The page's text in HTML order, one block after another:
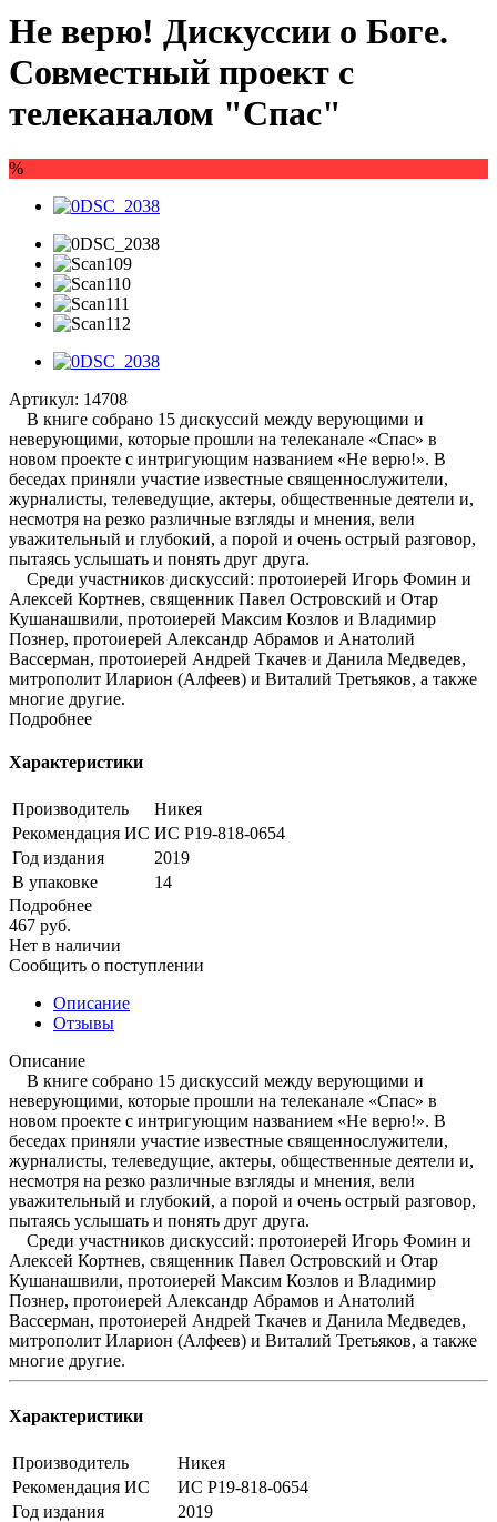
Не верю! Дискуссии о Боге.
Совместный проект с
телеканалом "Спас"
%
Артикул: 14708
В книге собрано 15 дискуссий между верующими и
неверующими, которые прошли на телеканале «Спас» в
новом проекте с интригующим названием «Не верю!». В
беседах приняли участие известные священнослужители,
журналисты, телеведущие, актеры, общественные деятели и,
несмотря на резко различные взгляды и мнения, вели
уважительный и глубокий, а порой и очень острый разговор,
пытаясь услышать и понять друг друга.
Среди участников дискуссий: протоиерей Игорь Фомин и
Алексей Кортнев, священник Павел Островский и Отар
Кушанашвили, протоиерей Максим Козлов и Владимир
Познер, протоиерей Александр Абрамов и Анатолий
Вассерман, протоиерей Андрей Ткачев и Данила Медведев,
митрополит Иларион (Алфеев) и Виталий Третьяков, а также
многие другие.
Подробнее
Характеристики
Производитель
Никея
Рекомендация ИС ИС Р19-818-0654
Год издания
2019
В упаковке
14
Подробнее
467 руб.
Нет в наличии
Сообщить о поступлении
Описание
Отзывы
Описание
В книге собрано 15 дискуссий между верующими и
неверующими, которые прошли на телеканале «Спас» в
новом проекте с интригующим названием «Не верю!». В
беседах приняли участие известные священнослужители,
журналисты, телеведущие, актеры, общественные деятели и,
несмотря на резко различные взгляды и мнения, вели
уважительный и глубокий, а порой и очень острый разговор,
пытаясь услышать и понять друг друга.
Среди участников дискуссий: протоиерей Игорь Фомин и
Алексей Кортнев, священник Павел Островский и Отар
Кушанашвили, протоиерей Максим Козлов и Владимир
Познер, протоиерей Александр Абрамов и Анатолий
Вассерман, протоиерей Андрей Ткачев и Данила Медведев,
митрополит Иларион (Алфеев) и Виталий Третьяков, а также
многие другие.
Характеристики
Производитель
Никея
Рекомендация ИС
ИС Р19-818-0654
Год издания
2019